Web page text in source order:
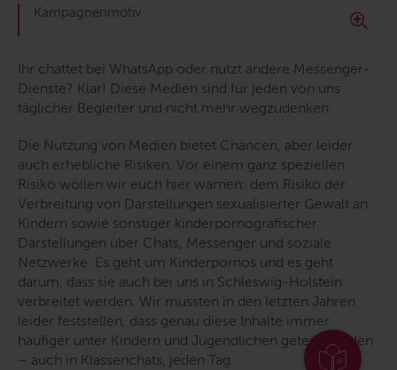
Kampagnenmotiv
Ihr chattet bei WhatsApp oder nutzt andere Messenger-
Dienste? Klar! Diese Medien sind für jeden von uns
täglicher Begleiter und nicht mehr wegzudenken.
Die Nutzung von Medien bietet Chancen, aber leider
auch erhebliche Risiken. Vor einem ganz speziellen
Risiko wollen wir euch hier warnen: dem Risiko der
Verbreitung von Darstellungen sexualisierter Gewalt an
Kindern sowie sonstiger kinderpornografischer
Darstellungen über Chats, Messenger und soziale
Netzwerke. Es geht um Kinderpornos und es geht
darum, dass sie auch bei uns in Schleswig-Holstein
verbreitet werden. Wir mussten in den letzten Jahren
leider feststellen, dass genau diese Inhalte immer
häufiger unter Kindern und Jugendlichen geteilt
wurden
– auch in Klassenchats, jeden Tag.